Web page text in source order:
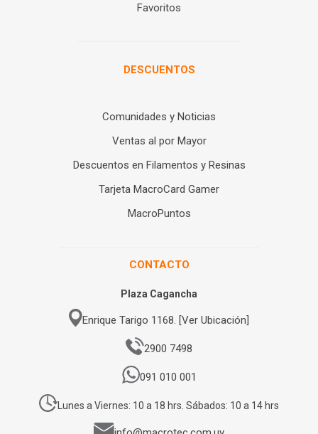
Favoritos
DESCUENTOS
Comunidades y Noticias
Ventas al por Mayor
Descuentos en Filamentos y Resinas
Tarjeta MacroCard Gamer
MacroPuntos
CONTACTO
Plaza Cagancha
Enrique Tarigo 1168. [Ver Ubicación]
2900 7498
091 010 001
Lunes a Viernes: 10 a 18 hrs. Sábados: 10 a 14 hrs